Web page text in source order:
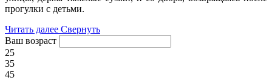
прогулки с детьми.
Читать далее Свернуть
Ваш возраст
25
35
45